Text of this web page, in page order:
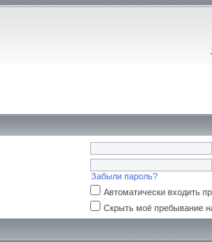
Забыли пароль?
Автоматически входить
Скрыть моё пребывание